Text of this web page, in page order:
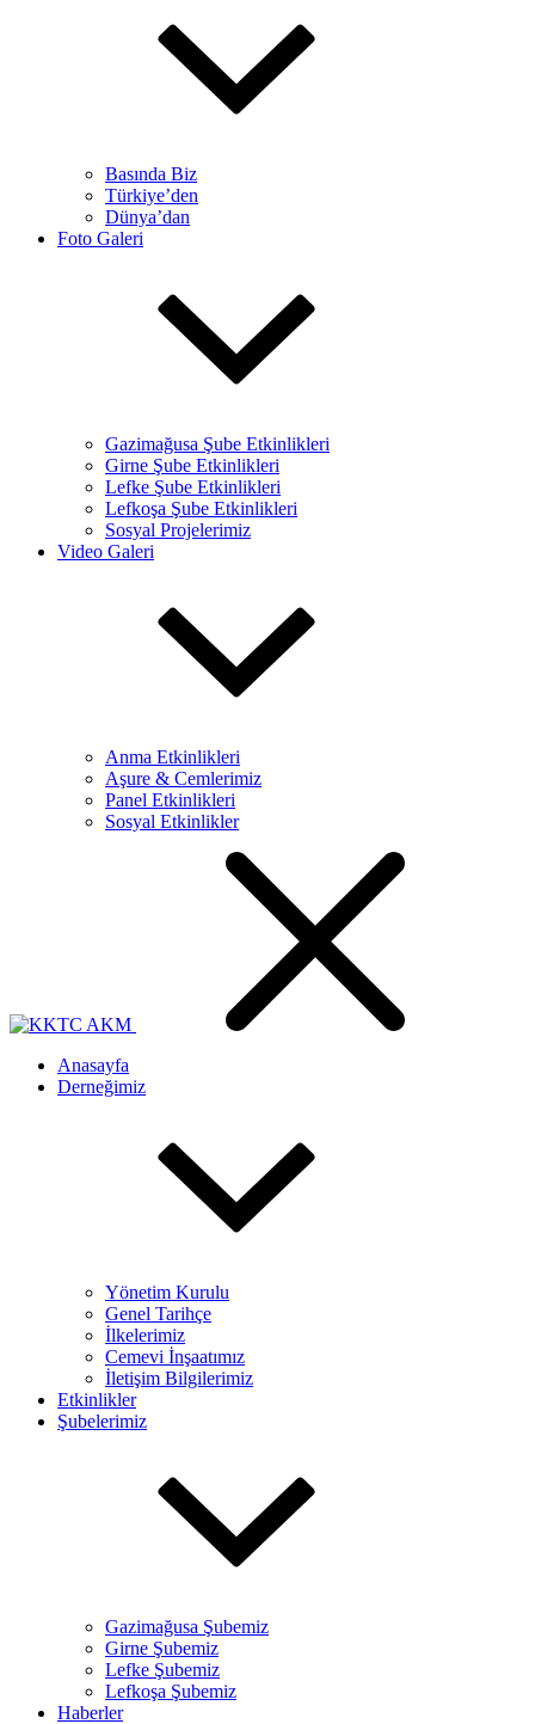
Basında Biz
Türkiye’den
Dünya’dan
Foto Galeri
Gazimağusa Şube Etkinlikleri
Girne Şube Etkinlikleri
Lefke Şube Etkinlikleri
Lefkoşa Şube Etkinlikleri
Sosyal Projelerimiz
Video Galeri
Anma Etkinlikleri
Aşure & Cemlerimiz
Panel Etkinlikleri
Sosyal Etkinlikler
Anasayfa
Derneğimiz
Yönetim Kurulu
Genel Tarihçe
İlkelerimiz
Cemevi İnşaatımız
İletişim Bilgilerimiz
Etkinlikler
Şubelerimiz
Gazimağusa Şubemiz
Girne Şubemiz
Lefke Şubemiz
Lefkoşa Şubemiz
Haberler